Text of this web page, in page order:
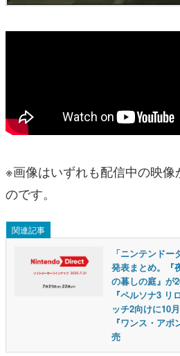
※画像はいずれも配信中の映像
のです。
関連記事
「ニンテンドー
発表まとめ。『
の暮しの庭』が
『ペルソナ3 リ
ッチ2向けに10
『ワンス・ア
売